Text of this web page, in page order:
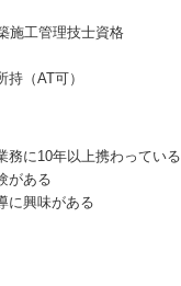
施工管理技士資格
持（AT可）
務に10年以上携わっている
がある
に興味がある